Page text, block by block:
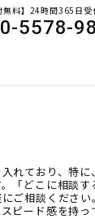
無料】24時間365日受
5578-
れており、特に
「どこに相談す
ご相談ください。
ピード感を持っ